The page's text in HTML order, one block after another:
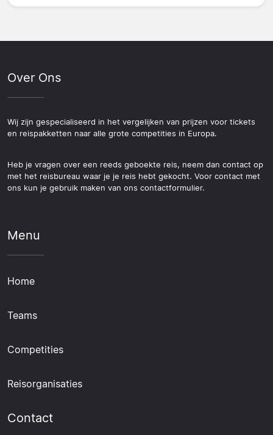
Over Ons
Wij zijn gespecialiseerd in het vergelijken van prijzen voor tickets
en reispakketten naar alle grote competities in Europa.
Heb je vragen over een reeds geboekte reis, neem dan contact op
met het reisbureau waar je je reis hebt gekocht. Voor contact met
ons kun je gebruik maken van ons contactformulier.
Menu
Home
Teams
Competities
Reisorganisaties
Contact